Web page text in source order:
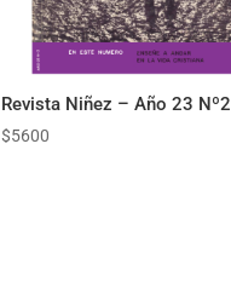
Revista Niñez – Año 23 Nº2
$5600